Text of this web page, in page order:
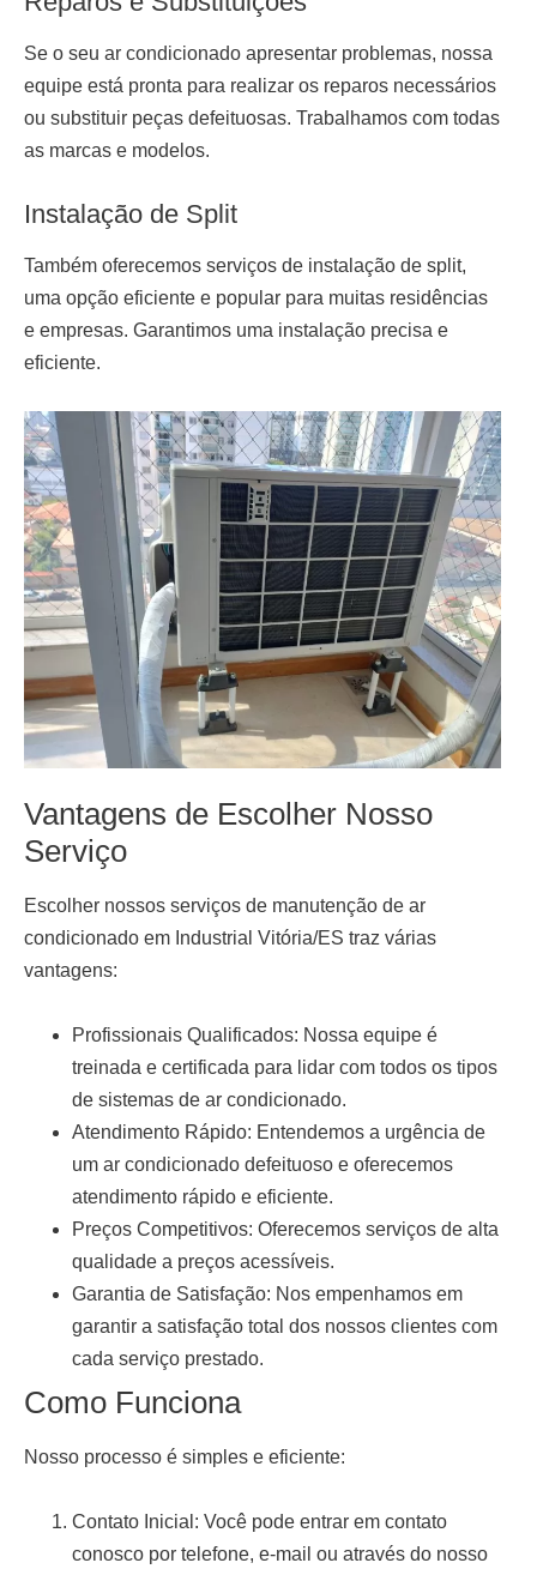
Se o seu ar condicionado apresentar problemas, nossa
equipe está pronta para realizar os reparos necessários
ou substituir peças defeituosas. Trabalhamos com todas
as marcas e modelos.
Instalação de Split
Também oferecemos serviços de instalação de split,
uma opção eficiente e popular para muitas residências
e empresas. Garantimos uma instalação precisa e
eficiente.
Vantagens de Escolher Nosso
Serviço
Escolher nossos serviços de manutenção de ar
condicionado em Industrial Vitória/ES traz várias
vantagens:
Profissionais Qualificados: Nossa equipe é
treinada e certificada para lidar com todos os tipos
de sistemas de ar condicionado.
Atendimento Rápido: Entendemos a urgência de
um ar condicionado defeituoso e oferecemos
atendimento rápido e eficiente.
Preços Competitivos: Oferecemos serviços de alta
qualidade a preços acessíveis.
Garantia de Satisfação: Nos empenhamos em
garantir a satisfação total dos nossos clientes com
cada serviço prestado.
Como Funciona
Nosso processo é simples e eficiente:
Contato Inicial: Você pode entrar em contato
conosco por telefone, e-mail ou através do nosso